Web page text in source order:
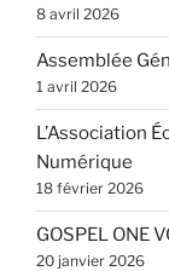
8 avril 2026
Assemblée
1 avril 2026
L’Association
Numérique
18 février 2026
GOSPEL ONE
20 janvier 2026